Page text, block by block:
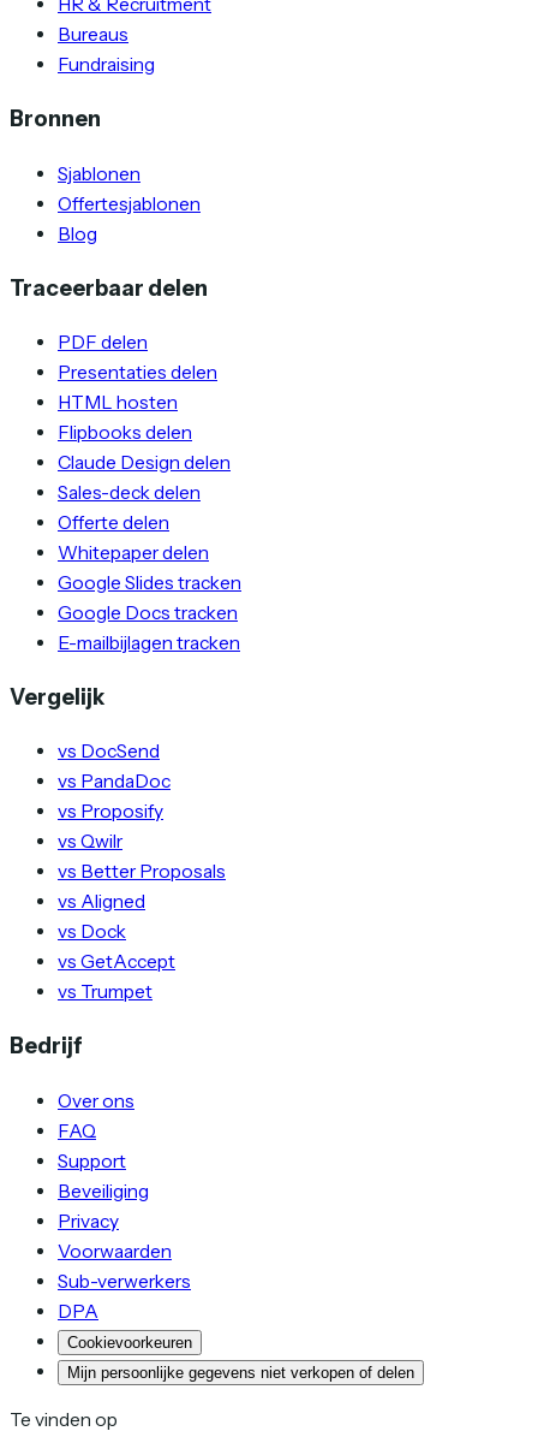
HR & Recruitment
Bureaus
Fundraising
Bronnen
Sjablonen
Offertesjablonen
Blog
Traceerbaar delen
PDF delen
Presentaties delen
HTML hosten
Flipbooks delen
Claude Design delen
Sales-deck delen
Offerte delen
Whitepaper delen
Google Slides tracken
Google Docs tracken
E-mailbijlagen tracken
Vergelijk
vs DocSend
vs PandaDoc
vs Proposify
vs Qwilr
vs Better Proposals
vs Aligned
vs Dock
vs GetAccept
vs Trumpet
Bedrijf
Over ons
FAQ
Support
Beveiliging
Privacy
Voorwaarden
Sub-verwerkers
DPA
Cookievoorkeuren
Mijn persoonlijke gegevens niet verkopen of delen
Te vinden op